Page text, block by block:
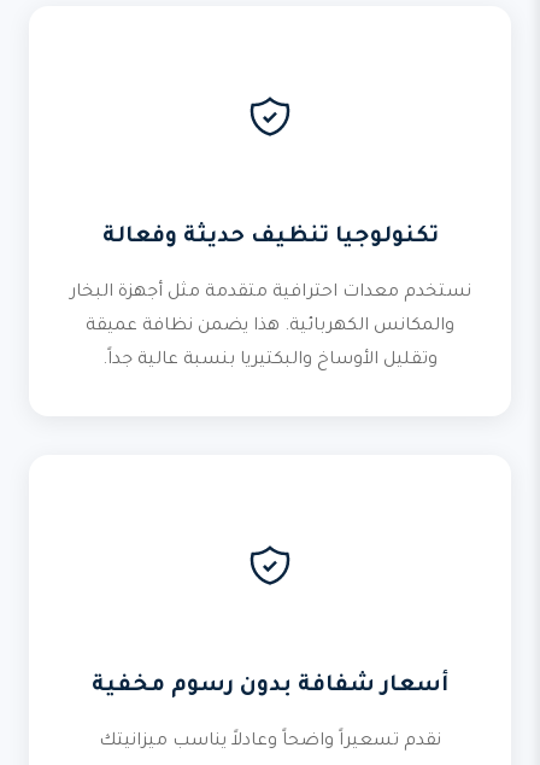
تكنولوجيا تنظيف حديثة وفعالة
نستخدم معدات احترافية متقدمة مثل أجهزة البخار
والمكانس الكهربائية. هذا يضمن نظافة عميقة
وتقليل الأوساخ والبكتيريا بنسبة عالية جداً.
أسعار شفافة بدون رسوم مخفية
نقدم تسعيراً واضحاً وعادلاً يناسب ميزانيتك